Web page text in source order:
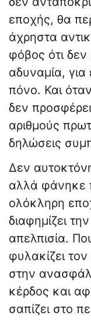
εποχής, θα
άχρηστα
φόβος ότι
αδυναμία, για
πόνο. Και
δεν
αριθμούς
δηλώσεις
Δεν
αλλά φάνηκε
ολόκληρη
διαφημίζει
απελπισία.
φυλακίζει
στην
κέρδος και
σαπίζει στο